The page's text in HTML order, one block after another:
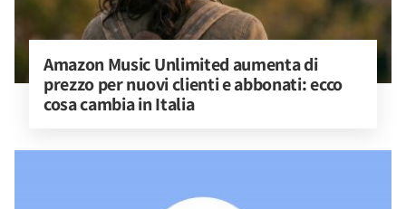
Amazon Music Unlimited aumenta di
prezzo per nuovi clienti e abbonati: ecco
cosa cambia in Italia